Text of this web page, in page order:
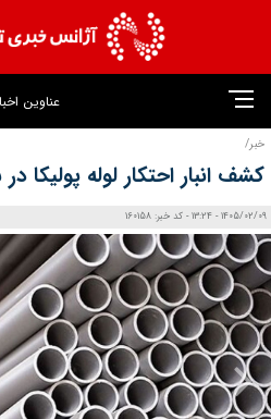
عناوین
خبر/
کشف انبار احتکار لوله پولیکا
1405/02/09 - 13:24 - کد خبر: 160158